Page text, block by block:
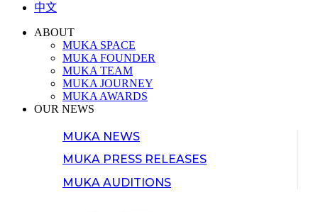
中文
ABOUT
MUKA SPACE
MUKA FOUNDER
MUKA TEAM
MUKA JOURNEY
MUKA AWARDS
OUR NEWS
MUKA NEWS
MUKA PRESS RELEASES
MUKA AUDITIONS